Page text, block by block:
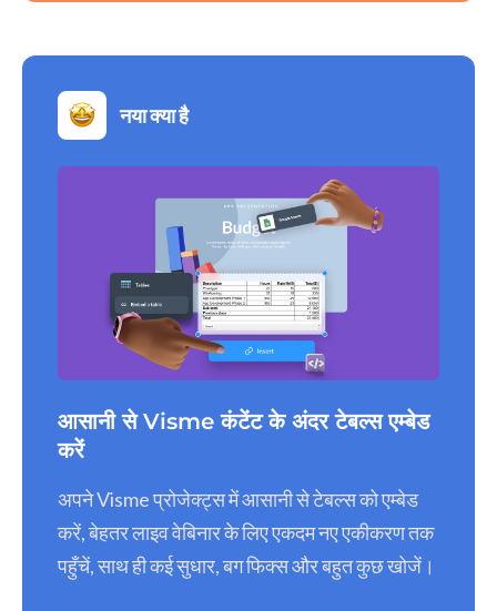
नया क्या है
आसानी से Visme कंटेंट के अंदर टेबल्स एम्बेड
करें
अपने Visme प्रोजेक्ट्स में आसानी से टेबल्स को एम्बेड
करें, बेहतर लाइव वेबिनार के लिए एकदम नए एकीकरण तक
पहुँचें, साथ ही कई सुधार, बग फिक्स और बहुत कुछ खोजें।